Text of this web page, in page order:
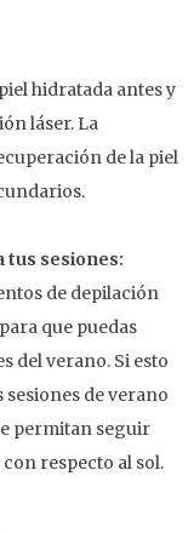
hidratada antes y
láser. La
de la piel
tus sesiones:
de depilación
que puedas
del verano. Si esto
sesiones de verano
permitan seguir
respecto al sol.